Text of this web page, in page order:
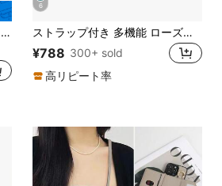
6
ストラップ付き 多機能 ローズゴールド レザーウォレットケース 1個 カードスロット、ジッパーポケット、クロスボディストラップ付き、Apple 17 Pro Max & シリーズ対応、ショッピング、旅行に最適なファッション保護カバー、国際版、国内版ではありません、春のギフト
¥788 300+ sold
高リピート率